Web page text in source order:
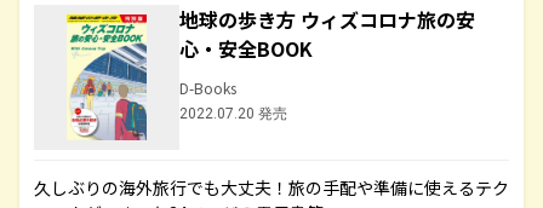
地球の歩き方 ウィズコロナ旅の安
心・安全BOOK
D-Books
2022.07.20 発売
久しぶりの海外旅行でも大丈夫！旅の手配や準備に使えるテク